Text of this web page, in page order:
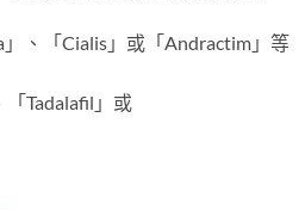
、「Cialis」或「Andractim」等
Tadalafil」或